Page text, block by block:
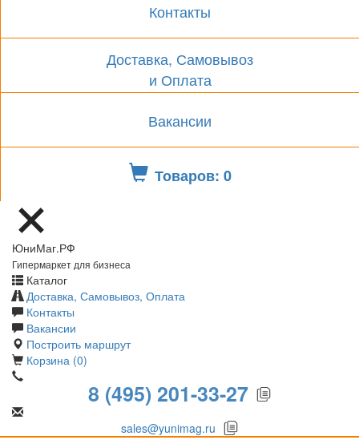
Контакты
Доставка, Самовывоз
и Оплата
Вакансии
Товаров: 0
ЮниМаг.РФ
Гипермаркет для бизнеса
Каталог
Доставка, Самовывоз, Оплата
Контакты
Вакансии
Построить маршрут
Корзина (0)
8 (495) 201-33-27
sales@yunimag.ru